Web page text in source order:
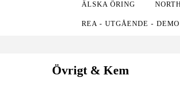
ÄLSKA ÖRING
REA - UTGÅENDE - DEMO
Övrigt & Kem